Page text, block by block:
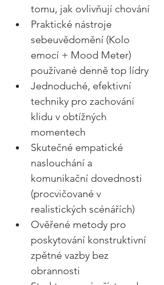
tomu, jak ovlivňují chování
Praktické nástroje
sebeuvědomění (Kolo
emocí + Mood Meter)
používané denně top lídry
Jednoduché, efektivní
techniky pro zachování
klidu v obtížných
momentech
Skutečné empatické
naslouchání a
komunikační dovednosti
(procvičované v
realistických scénářích)
Ověřené metody pro
poskytování konstruktivní
zpětné vazby bez
obrannosti